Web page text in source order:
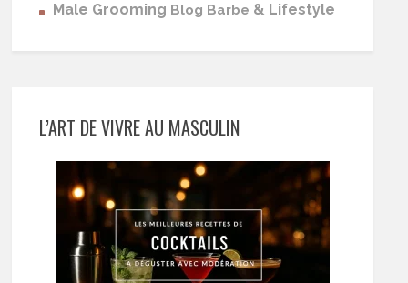
Male Grooming Blog Barbe & Lifestyle
L’ART DE VIVRE AU MASCULIN